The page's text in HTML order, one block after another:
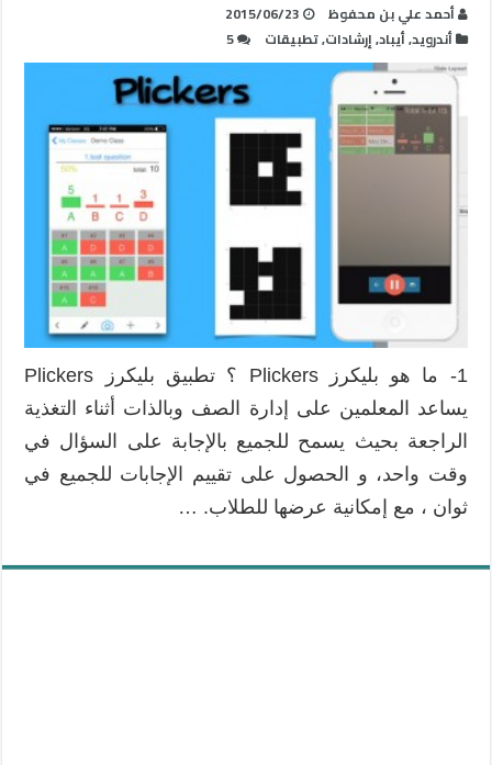
أحمد علي بن محفوظ
2015/06/23
أندرويد,أيباد,إرشادات,تطبيقات 5
1- ما هو بليكرز Plickers ؟ تطبيق بليكرز Plickers
يساعد المعلمين على إدارة الصف وبالذات أثناء التغذية
الراجعة بحيث يسمح للجميع بالإجابة على السؤال في
وقت واحد، و الحصول على تقييم الإجابات للجميع في
ثوان ، مع إمكانية عرضها للطلاب. …